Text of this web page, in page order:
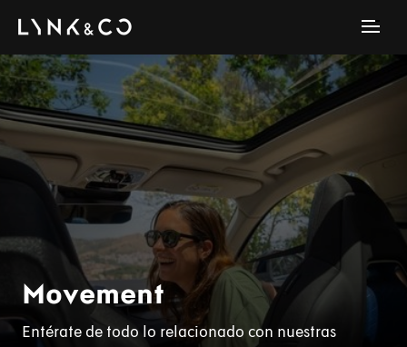
Movement
Entérate de todo lo relacionado con nuestras